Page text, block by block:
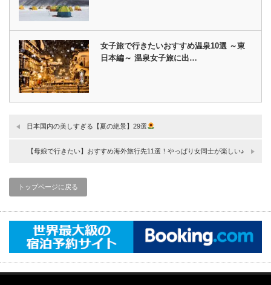
女子旅で行きたいおすすめ温泉10選 ～東
日本編～ 温泉女子旅に出…
日本国内の美しすぎる【夏の絶景】29選
【母娘で行きたい】おすすめ海外旅行先11選！やっぱり女同士が楽しい♪
トップページに戻る